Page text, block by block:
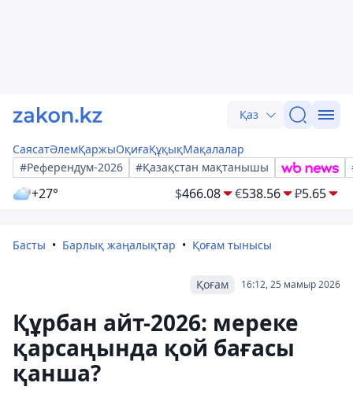
Қаз
СаясатӘлемҚаржыОқиғаҚұқықМақалалар
#Референдум-2026
#Қазақстан мақтанышы
+27° $466.08 €538.56 ₽5.65
Басты Барлық жаңалықтар Қоғам тынысы
16:12, 25 мамыр 2026
Қоғам
Құрбан айт-2026: мереке
қарсаңында қой бағасы
қанша?